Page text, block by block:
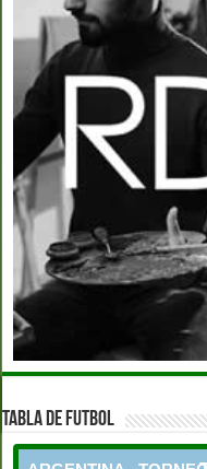
TABLA DE FUTBOL